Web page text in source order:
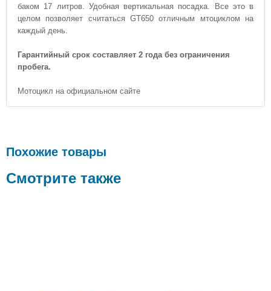
баком 17 литров. Удобная вертикальная посадка. Все это в
целом позволяет считаться GT650 отличным мтоциклом на
каждый день.
Гарантийный срок составляет 2 года без ограничения
пробега.
Мотоцикл на официальном сайте
Похожие товары
Смотрите также